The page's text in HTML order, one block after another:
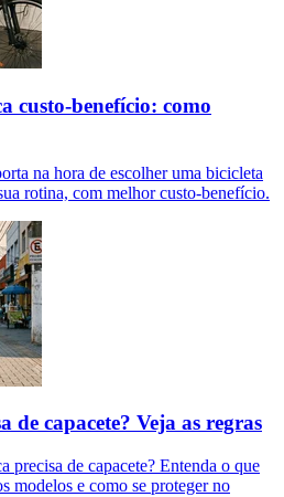
custo-benefício: como
na hora de escolher uma bicicleta
rotina, com melhor custo-benefício.
de capacete? Veja as regras
precisa de capacete? Entenda o que
modelos e como se proteger no